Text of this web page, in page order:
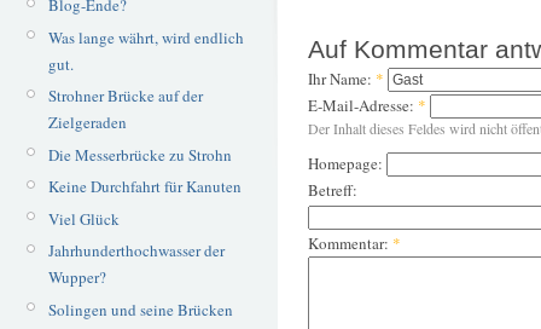
Blog-Ende?
Was lange währt, wird endlich
gut.
Strohner Brücke auf der
Zielgeraden
Die Messerbrücke zu Strohn
Keine Durchfahrt für Kanuten
Viel Glück
Jahrhunderthochwasser der
Wupper?
Solingen und seine Brücken
Auf Kommentar
Ihr Name: *
E-Mail-Adresse: *
Der Inhalt dieses Feldes wird nicht
Homepage:
Betreff:
Kommentar: *